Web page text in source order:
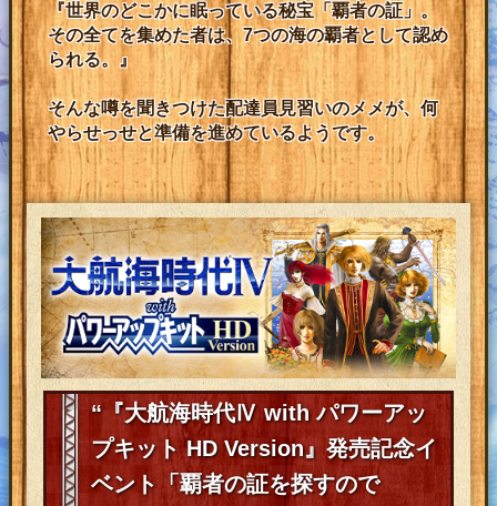
『世界のどこかに眠っている秘宝「覇者の証」。
その全てを集めた者は、7つの海の覇者として認め
られる。』
そんな噂を聞きつけた配達員見習いのメメが、何
やらせっせと準備を進めているようです。
“『大航海時代Ⅳ with パワーアッ
プキット HD Version』発売記念イ
ベント「覇者の証を探すので